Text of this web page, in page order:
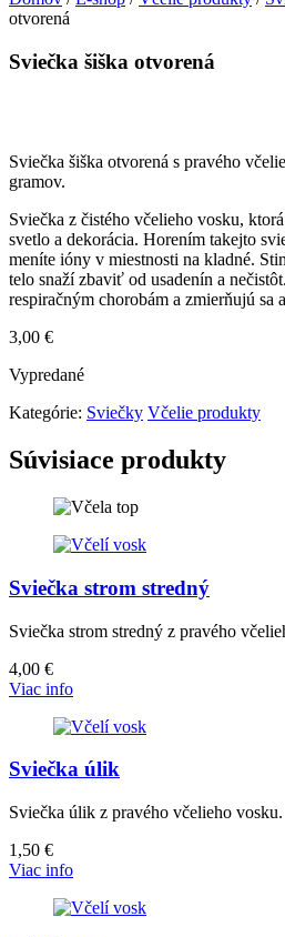
otvorená
Sviečka šiška otvorená
Sviečka šiška otvorená s pravého
gramov.
Sviečka z čistého včelieho vosku,
svetlo a dekorácia. Horením takejto
meníte ióny v miestnosti na kladné.
telo snaží zbaviť od usadenín a
respiračným chorobám a zmierňujú sa
3,00 €
Vypredané
Kategórie: Sviečky Včelie produkty
Súvisiace produkty
Sviečka strom stredný
Sviečka strom stredný z pravého
4,00 €
Viac info
Sviečka úlik
Sviečka úlik z pravého včelieho vosku.
1,50 €
Viac info